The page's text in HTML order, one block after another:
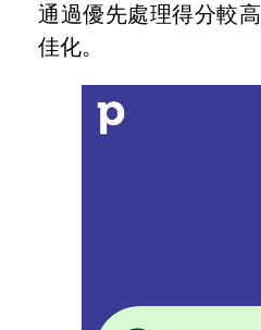
通過優先處理得分較
佳化。